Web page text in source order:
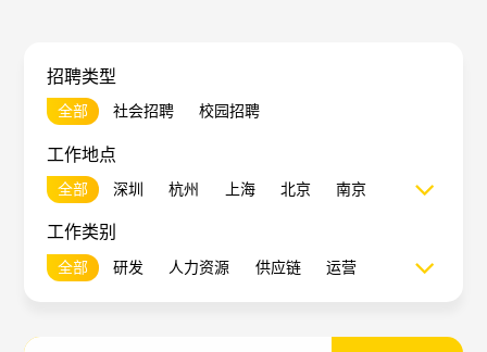
招聘类型
全部 社会招聘 校园招聘
工作地点
全部 深圳 杭州 上海 北京
南京
西安
成都
工作类别
全部 研发 人力资源 供应链
运营